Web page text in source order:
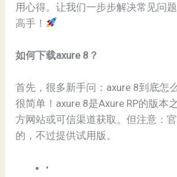
用心得。让我们一步步解决常见问
高手！
​如何下载axure 8？​
首先，很多新手问：axure 8到底怎
很简单！axure 8是Axure RP的版本
方网站或可信渠道获取。但注意：
的，不过提供试用版。
•